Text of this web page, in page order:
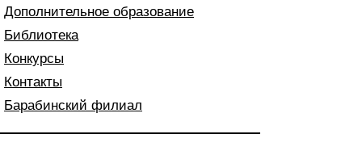
Дополнительное образование
Библиотека
Конкурсы
Контакты
Барабинский филиал